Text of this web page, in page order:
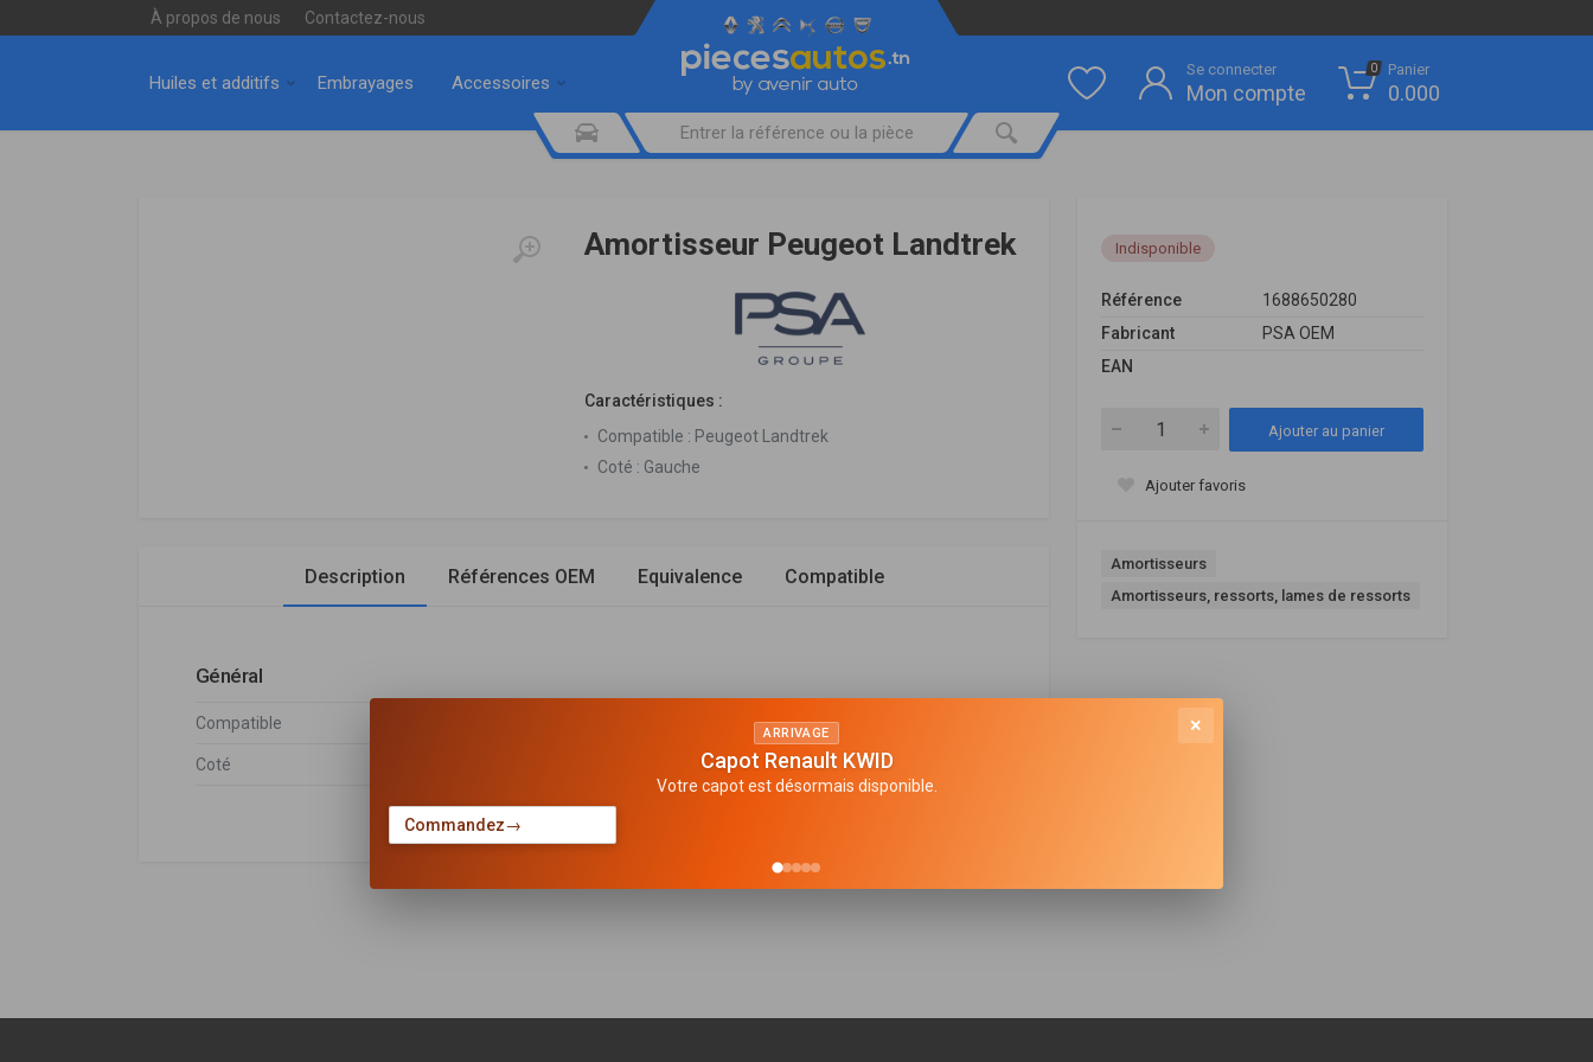
À propos de nous Contactez-nous
Huiles et additifs Embrayages Accessoires
Se connecter
Mon compte
0 Panier
0.000
Amortisseur Peugeot Landtrek
Caractéristiques :
Compatible : Peugeot Landtrek
Coté : Gauche
Indisponible
Référence
1688650280
Fabricant
PSA OEM
EAN
Ajouter au panier
Ajouter favoris
Amortisseurs
Amortisseurs, ressorts, lames de ressorts
Description Références OEM Equivalence Compatible
Général
Compatible
Coté
×
ARRIVAGE
Capot Renault KWID
Votre capot est désormais disponible.
Commandez→